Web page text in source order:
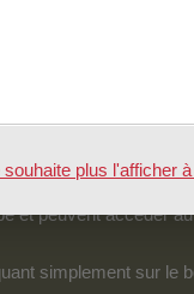
les aides au
: Seuls
pourront devenir
et peuvent accéder
simplement sur le
plus l'afficher à